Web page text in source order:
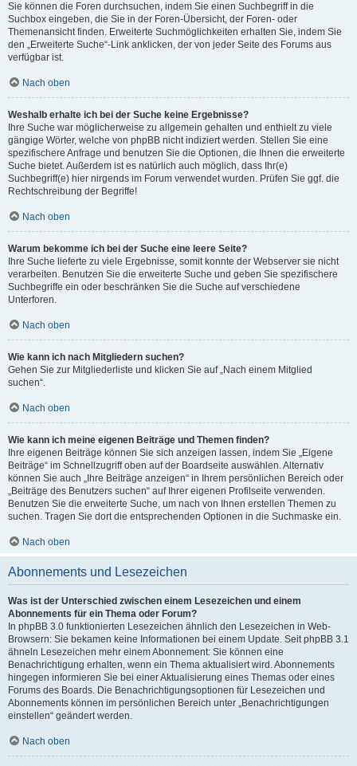
Sie können die Foren durchsuchen, indem Sie einen Suchbegriff in die
Suchbox eingeben, die Sie in der Foren-Übersicht, der Foren- oder
Themenansicht finden. Erweiterte Suchmöglichkeiten erhalten Sie, indem Sie
den „Erweiterte Suche“-Link anklicken, der von jeder Seite des Forums aus
verfügbar ist.
Nach oben
Weshalb erhalte ich bei der Suche keine Ergebnisse?
Ihre Suche war möglicherweise zu allgemein gehalten und enthielt zu viele
gängige Wörter, welche von phpBB nicht indiziert werden. Stellen Sie eine
spezifischere Anfrage und benutzen Sie die Optionen, die Ihnen die erweiterte
Suche bietet. Außerdem ist es natürlich auch möglich, dass Ihr(e)
Suchbegriff(e) hier nirgends im Forum verwendet wurden. Prüfen Sie ggf. die
Rechtschreibung der Begriffe!
Nach oben
Warum bekomme ich bei der Suche eine leere Seite?
Ihre Suche lieferte zu viele Ergebnisse, somit konnte der Webserver sie nicht
verarbeiten. Benutzen Sie die erweiterte Suche und geben Sie spezifischere
Suchbegriffe ein oder beschränken Sie die Suche auf verschiedene
Unterforen.
Nach oben
Wie kann ich nach Mitgliedern suchen?
Gehen Sie zur Mitgliederliste und klicken Sie auf „Nach einem Mitglied
suchen“.
Nach oben
Wie kann ich meine eigenen Beiträge und Themen finden?
Ihre eigenen Beiträge können Sie sich anzeigen lassen, indem Sie „Eigene
Beiträge“ im Schnellzugriff oben auf der Boardseite auswählen. Alternativ
können Sie auch „Ihre Beiträge anzeigen“ in Ihrem persönlichen Bereich oder
„Beiträge des Benutzers suchen“ auf Ihrer eigenen Profilseite verwenden.
Benutzen Sie die erweiterte Suche, um nach von Ihnen erstellen Themen zu
suchen. Tragen Sie dort die entsprechenden Optionen in die Suchmaske ein.
Nach oben
Abonnements und Lesezeichen
Was ist der Unterschied zwischen einem Lesezeichen und einem
Abonnements für ein Thema oder Forum?
In phpBB 3.0 funktionierten Lesezeichen ähnlich den Lesezeichen in Web-
Browsern: Sie bekamen keine Informationen bei einem Update. Seit phpBB 3.1
ähneln Lesezeichen mehr einem Abonnement: Sie können eine
Benachrichtigung erhalten, wenn ein Thema aktualisiert wird. Abonnements
hingegen informieren Sie bei einer Aktualisierung eines Themas oder eines
Forums des Boards. Die Benachrichtigungsoptionen für Lesezeichen und
Abonnements können im persönlichen Bereich unter „Benachrichtigungen
einstellen“ geändert werden.
Nach oben